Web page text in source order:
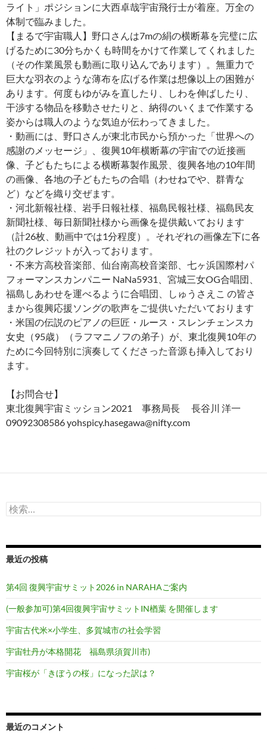
ライト」ポジションに大西卓哉宇宙飛行士が着座。万全の
体制で臨みました。
【まるで宇宙職人】野口さんは7mの絹の横断幕を完璧に広
げるために30分ちかくも時間をかけて作業してくれました
（その作業風景も動画に取り込んであります）。無重力で
巨大な羽衣のような薄布を広げる作業は想像以上の困難が
あります。何度もゆがみを直したり、しわを伸ばしたり、
干渉する物品を移動させたりと、納得のいくまで作業する
姿からは職人のような気迫が伝わってきました。
・動画には、野口さんが東北市民から預かった「世界への
感謝のメッセージ」、復興10年横断幕の宇宙での近接画
像、子どもたちによる横断幕製作風景、復興各地の10年間
の画像、各地の子どもたちの合唱（わせねでや、群青な
ど）などを織り交ぜます。
・河北新報社様、岩手日報社様、福島民報社様、福島民友
新聞社様、毎日新聞社様から画像を提供戴いております
（計26枚、動画中では1分程度）。それぞれの画像左下に各
社のクレジットが入っております。
・不来方高校音楽部、仙台南高校音楽部、七ヶ浜国際村パ
フォーマンスカンパニー NaNa5931、宮城三女OG合唱団、
福島しあわせを運べるように合唱団、しゅうさえこ の皆さ
まから復興応援ソングの歌声をご提供いただいております
・米国の伝説のピアノの巨匠・ルース・スレンチェンスカ
女史（95歳）（ラフマニノフの弟子）が、東北復興10年の
ために今回特別に演奏してくださった音源も挿入しており
ます。
【お問合せ】
東北復興宇宙ミッション2021 事務局長 長谷川 洋一
09092308586 yohspicy.hasegawa@nifty.com
検
索:
最近の投稿
第4回 復興宇宙サミット2026 in NARAHAご案内
(一般参加可)第4回復興宇宙サミットIN楢葉 を開催します
宇宙古代米×小学生、多賀城市の社会学習
宇宙牡丹が本格開花 福島県須賀川市)
宇宙桜が「きぼうの桜」になった訳は？
最近のコメント